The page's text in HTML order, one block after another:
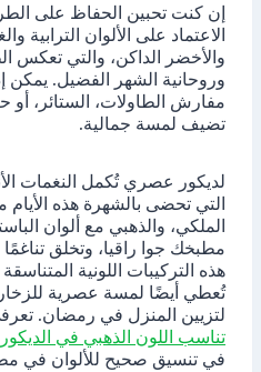
إن كنت تحبين الحفاظ على
الاعتماد على الألوان الترابية
والأخضر الداكن، والتي تعكس
وروحانية الشهر الفضيل. يمكن
مفارش الطاولات، الستائر، أو
تضيف لمسة جمالية.
لديكور عصري تُكمل النغمات
التي تحضى بالشهرة هذه الأيام
الملكي، والذهبي مع ألوان
مطبخك جوا راقيا، وتخلق تناغمًا
هذه التركيبات اللونية
تُعطي أيضًا لمسة عصرية
لتزيين المنزل في رمضان.
تناسب اللون الذهبي في
في تنسيق صحيح للألوان في